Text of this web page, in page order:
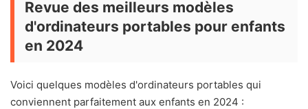
Revue des meilleurs modèles
d'ordinateurs portables pour enfants
en 2024
Voici quelques modèles d'ordinateurs portables qui
conviennent parfaitement aux enfants en 2024 :